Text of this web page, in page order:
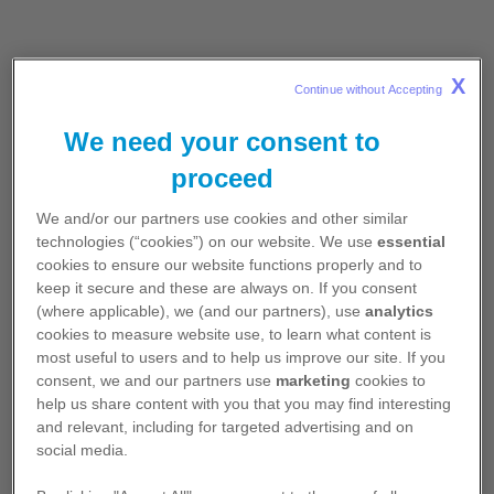
Maladies rares
Neurologie
Migraine
Oncologie
Cancer de la prostate métastatique
Cancer du rein métastatique
Cancer du sein métastatique
visites régulières chez des professionnels de santé
peut avoir besoin qu’on reconnaisse les efforts qu’il
fournit.
​​​​​​​ Temps de lecture : 15sec
Pour vos patients, téléchargez le diplôme de l'enfant
le plus courageux ci-dessous.
Diplôme du courage
Pour récompenser et motiver les enfants
We need your consent to
proceed
We and/or our partners use cookies and other similar
technologies (“cookies”) on our website. We useessential
cookies to ensure our website functions properly and to
keep it secure and these are always on. If you consent
(where applicable), we (and our partners), useanalytics
cookies to measure website use, to learn what content is
most useful to users and to help us improve our site. If you
consent, we and our partners use marketing cookies to
help us share content with you that you may find interesting
and relevant, including for targeted advertising and on
social media.
Continue without Accepting X